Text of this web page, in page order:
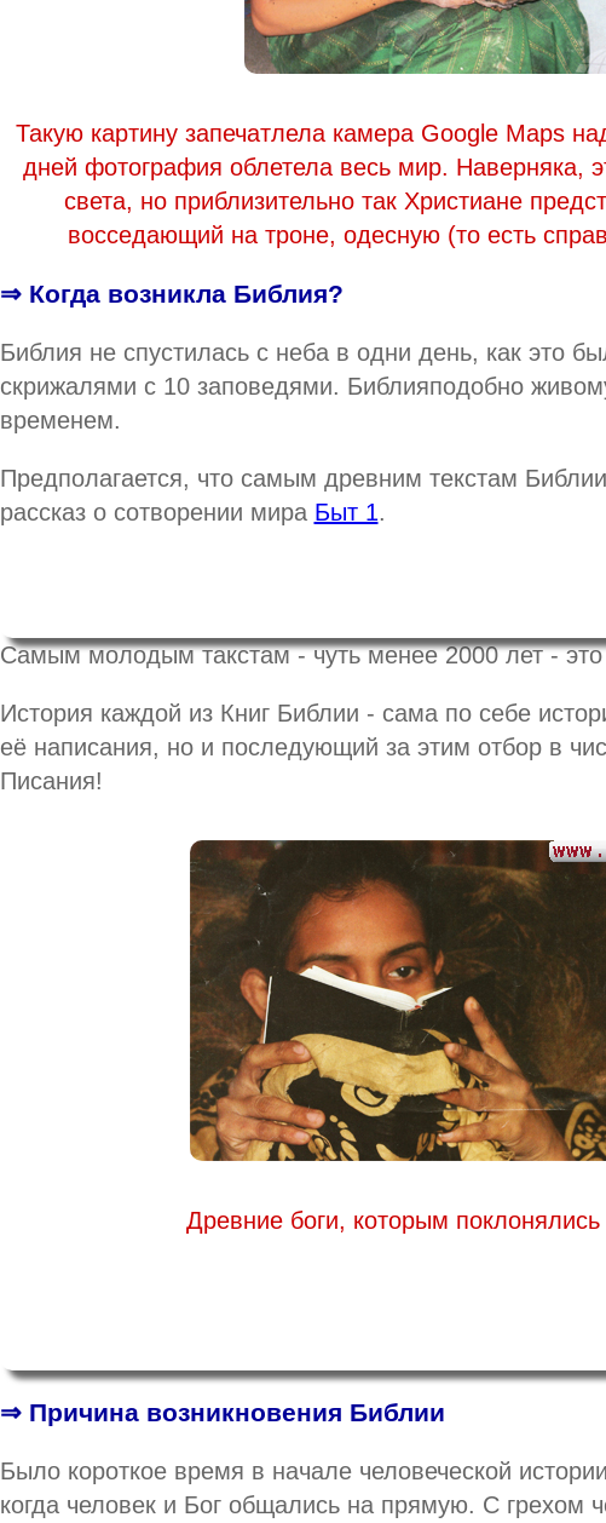
Такую картину запечатлела камера Google Maps
дней фотография облетела весь мир. Наверняка,
света, но приблизительно так Христиане
восседающий на троне, одесную (то есть
⇒ Когда возникла Библия?
Библия не спустилась с неба в одни день, как это
скрижалями с 10 заповедями. Библияподобно
временем.
Предполагается, что самым древним текстам
рассказ о сотворении мира Быт 1.
Самым молодым такстам - чуть менее 2000 лет -
История каждой из Книг Библии - сама по себе
её написания, но и последующий за этим отбор в
Писания!
Древние боги, которым
⇒ Причина возникновения Библии
Было короткое время в начале человеческой
когда человек и Бог общались на прямую. С грехом